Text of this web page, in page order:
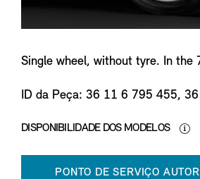
Single wheel, without tyre. In the
ID da Peça: 36 11 6 795 455,
DISPONIBILIDADE DOS MODELOS
PONTO DE SERVIÇO